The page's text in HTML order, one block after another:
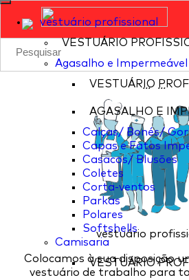
vestuário profissional
VESTUÁRIO
Agasalho e Impermeável
VESTUÁRIO
AGASALHO E
Calças/ Bonés/
Capas e Fatos
Casacos/ Blusões
Coletes
Corta-ventos
Parkas
Polares
Softshells
Camisaria
VESTUÁRIO
... ...
vestuário
Colocamos à sua disposição
vestuário de trabalho para